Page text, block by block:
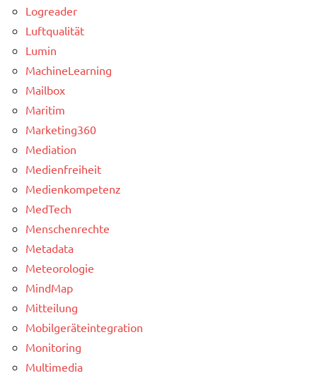
Logreader
Luftqualität
Lumin
MachineLearning
Mailbox
Maritim
Marketing360
Mediation
Medienfreiheit
Medienkompetenz
MedTech
Menschenrechte
Metadata
Meteorologie
MindMap
Mitteilung
Mobilgeräteintegration
Monitoring
Multimedia